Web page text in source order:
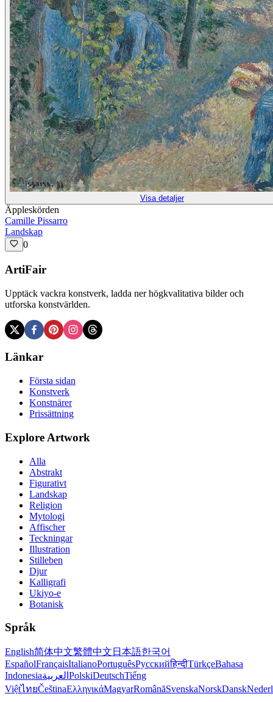
Visa detaljer
Äppleskörden
Camille Pissarro
Landskap
0
ArtiFair
Upptäck vackra konstverk, ladda ner högkvalitativa bilder och
utforska konstvärlden.
Länkar
Första sidan
Konstverk
Konstnärer
Prissättning
Explore Artwork
Alla
Abstrakt
Figurativt
Landskap
Religion
Mytologi
Affischer
Teckningar
Illustration
Stilleben
Djur
Kalligrafi
Ukiyo-e
Botanisk
Språk
English简体中文繁體中文 日本語한국어
EspañolFrançaisItalianoPortuguêsРусскийहिन्दीTürkçeBahasa
Indonesiaالعربية PolskiDeutschTiếng
ViệtไทยČeštinaΕλληνικάMagyarRomânăSvenskaNorskDansk